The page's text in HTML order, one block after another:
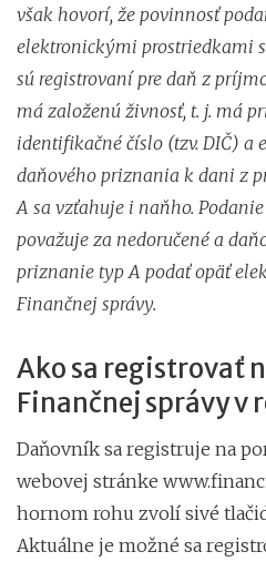
však hovorí, že povinnosť
elektronickými prostriedkami
sú registrovaní pre daň z
má založenú živnosť, t. j. má
identifikačné číslo (tzv. DIČ) a
daňového priznania k dani z
A sa vzťahuje i naňho.
považuje za nedoručené a
priznanie typ A podať opäť
Finančnej správy.
Ako sa registrovať
Finančnej správy v
Daňovník sa registruje na
webovej stránke
hornom rohu zvolí sivé
Aktuálne je možné sa